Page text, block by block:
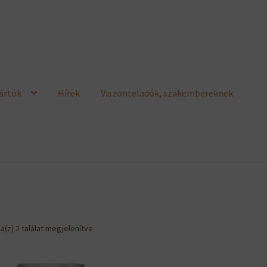
Hírek Viszonteladók, szakembereknek
2 találat megjelenítve